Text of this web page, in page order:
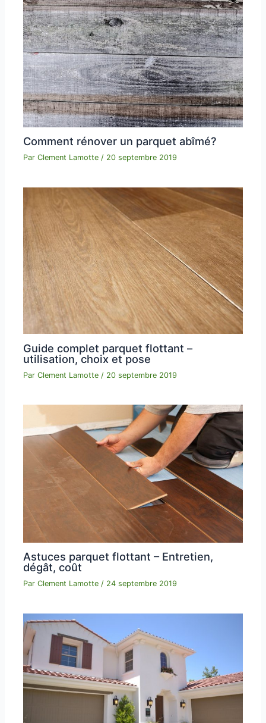
Comment rénover un parquet abîmé?
ParClement Lamotte/ 20 septembre 2019
Guide complet parquet flottant –
utilisation, choix et pose
ParClement Lamotte / 20 septembre 2019
Astuces parquet flottant – Entretien,
dégât, coût
ParClement Lamotte/ 24 septembre 2019